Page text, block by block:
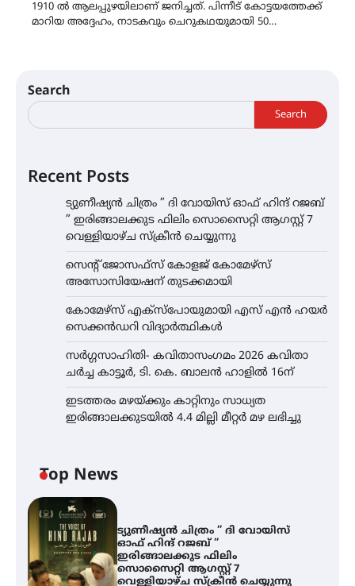
1910 ൽ ആലപ്പുഴയിലാണ് ജനിച്ചത്. പിന്നീട് കോട്ടയത്തേക്ക്
മാറിയ അദ്ദേഹം, നാടകവും ചെറുകഥയുമായി 50…
Search
Search
Recent Posts
ട്യുണീഷ്യൻ ചിത്രം ” ദി വോയിസ് ഓഫ് ഹിന്ദ് റജബ്
” ഇരിങ്ങാലക്കുട ഫിലിം സൊസൈറ്റി ആഗസ്റ്റ് 7
വെള്ളിയാഴ്ച സ്‌ക്രീൻ ചെയ്യുന്നു
സെന്റ് ജോസഫ്സ് കോളജ് കോമേഴ്‌സ്
അസോസിയേഷന് തുടക്കമായി
കോമേഴ്സ് എക്സ്പോയുമായി എസ് എൻ ഹയർ
സെക്കൻഡറി വിദ്യാർത്ഥികൾ
സർഗ്ഗസാഹിതി- കവിതാസംഗമം 2026 കവിതാ
ചർച്ച കാട്ടൂർ, ടി. കെ. ബാലൻ ഹാളിൽ 16ന്
ഇടത്തരം മഴയ്ക്കും കാറ്റിനും സാധ്യത
ഇരിങ്ങാലക്കുടയിൽ 4.4 മില്ലി മീറ്റർ മഴ ലഭിച്ചു
Top News
ട്യുണീഷ്യൻ ചിത്രം ” ദി വോയിസ്
ഓഫ് ഹിന്ദ് റജബ് ”
ഇരിങ്ങാലക്കുട ഫിലിം
സൊസൈറ്റി ആഗസ്റ്റ് 7
വെള്ളിയാഴ്ച സ്‌ക്രീൻ ചെയ്യുന്നു